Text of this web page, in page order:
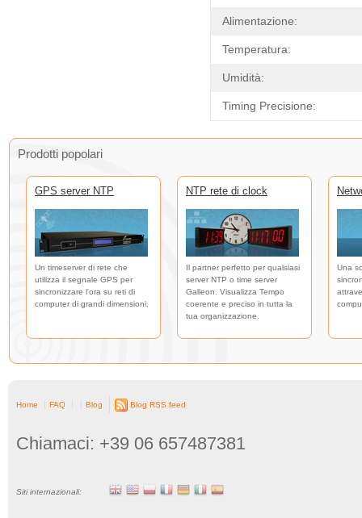
Alimentazione:
Temperatura:
Umidità:
Timing Precisione:
Prodotti popolari
GPS server NTP
Un timeserver di rete che
utilizza il segnale GPS per
sincronizzare l'ora su reti di
computer di grandi dimensioni.
NTP rete di clock
Il partner perfetto per qualsiasi
server NTP o time server
Galleon. Visualizza Tempo
coerente e preciso in tutta la
tua organizzazione.
Una
Home FAQ Blog Blog RSS feed
Chiamaci: +39 06 657487381
Siti internazionali: